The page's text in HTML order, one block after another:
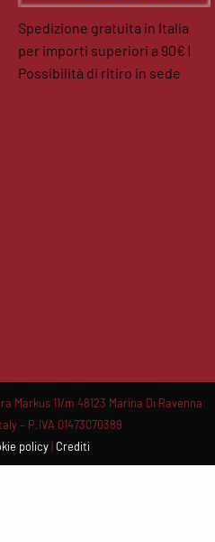
Spedizione gratuita in Italia
per importi superiori a 90€ |
Possibilità di ritiro in sede
Markus 11/m 48123 Marina Di Ravenna
– P.IVA 01473070389
policy| Crediti